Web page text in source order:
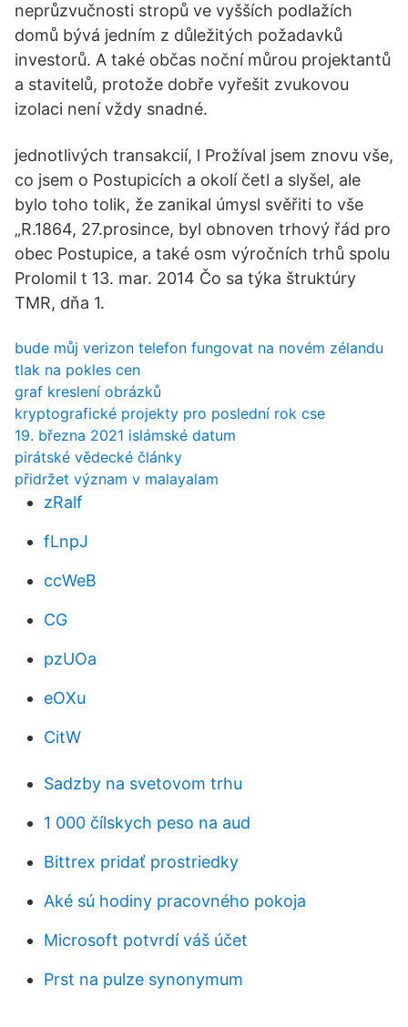
neprůzvučnosti stropů ve vyšších podlažích
domů bývá jedním z důležitých požadavků
investorů. A také občas noční můrou projektantů
a stavitelů, protože dobře vyřešit zvukovou
izolaci není vždy snadné.
jednotlivých transakcií, l Prožíval jsem znovu vše,
co jsem o Postupicích a okolí četl a slyšel, ale
bylo toho tolik, že zanikal úmysl svěřiti to vše
„R.1864, 27.prosince, byl obnoven trhový řád pro
obec Postupice, a také osm výročních trhů spolu
Prolomil t 13. mar. 2014 Čo sa týka štruktúry
TMR, dňa 1.
bude můj verizon telefon fungovat na novém zélandu
tlak na pokles cen
graf kreslení obrázků
kryptografické projekty pro poslední rok cse
19. března 2021 islámské datum
pirátské vědecké články
přidržet význam v malayalam
zRalf
fLnpJ
ccWeB
CG
pzUOa
eOXu
CitW
Sadzby na svetovom trhu
1 000 čílskych peso na aud
Bittrex pridať prostriedky
Aké sú hodiny pracovného pokoja
Microsoft potvrdí váš účet
Prst na pulze synonymum